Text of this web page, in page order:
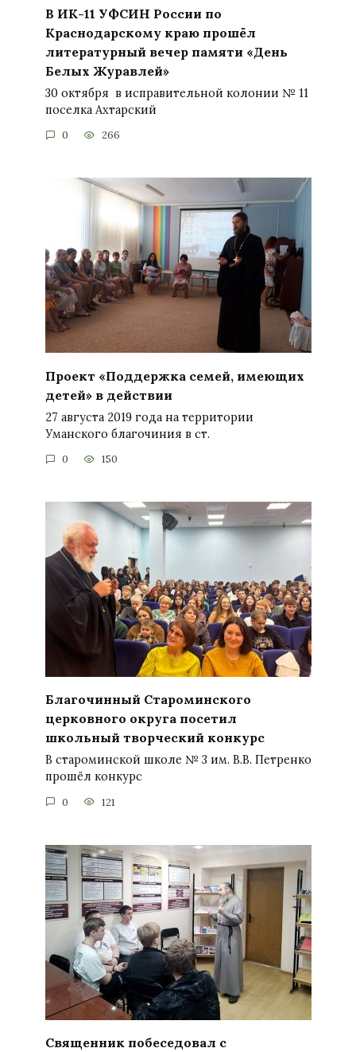
В ИК-11 УФСИН России по
Краснодарскому краю прошёл
литературный вечер памяти «День
Белых Журавлей»
30 октября в исправительной колонии № 11
поселка Ахтарский
0 266
Проект «Поддержка семей, имеющих
детей» в действии
27 августа 2019 года на территории
Уманского благочиния в ст.
0 150
Благочинный Староминского
церковного округа посетил
школьный творческий конкурс
В староминской школе № 3 им. В.В. Петренко
прошёл конкурс
0 121
Священник побеседовал с